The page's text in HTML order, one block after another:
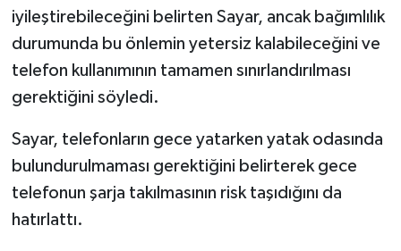
iyileştirebileceğini belirten Sayar, ancak bağımlılık
durumunda bu önlemin yetersiz kalabileceğini ve
telefon kullanımının tamamen sınırlandırılması
gerektiğini söyledi.
Sayar, telefonların gece yatarken yatak odasında
bulundurulmaması gerektiğini belirterek gece
telefonun şarja takılmasının risk taşıdığını da
hatırlattı.